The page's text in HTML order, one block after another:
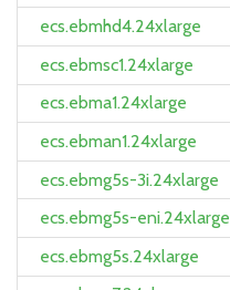
ecs.ebmhd4.24xlarge
ecs.ebmsc1.24xlarge
ecs.ebma1.24xlarge
ecs.ebman1.24xlarge
ecs.ebmg5s-3i.24xlarge
ecs.ebmg5s-eni.24xlarge
ecs.ebmg5s.24xlarge